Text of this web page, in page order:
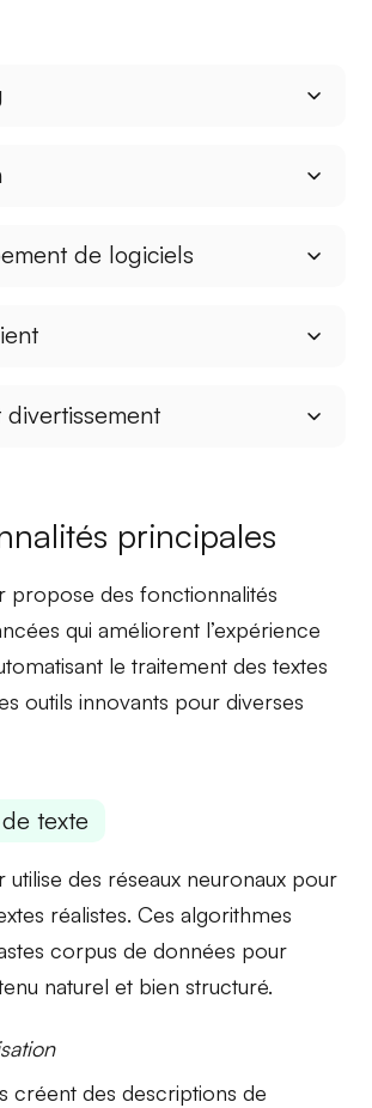
de logiciels
divertissement
principales
propose des fonctionnalités
qui améliorent l’expérience
le traitement des textes
outils innovants pour diverses
texte
utilise des réseaux neuronaux pour
réalistes. Ces algorithmes
corpus de données pour
naturel et bien structuré.
créent desdescriptions de